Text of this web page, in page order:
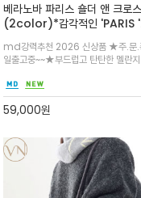
베라노바 파리스 숄더 앤 크로
(2color)*감각적인 'PARIS
터링과 'Veranova' 로고 패
이는 캐주얼한 숄더백/가벼운 무게감으
로 데일리백은 물론 여행용 서
도 활용
md강력추천 2026 신상품 ★주.문.
일출고중~~★부드럽고 탄탄한 멜란지
한 블루와 옐로우 컬러 배색이 유니크
인트/상단 자석 스냅 버튼이 소지품을
지켜주며, 넉넉한 수납공간 굿
59,000원